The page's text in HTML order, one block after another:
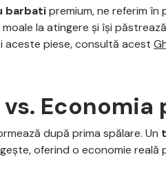
barbatipremium, ne referim
la atingere și își
aceste piese, consultă acest
după prima spălare. Un
oferind o economie